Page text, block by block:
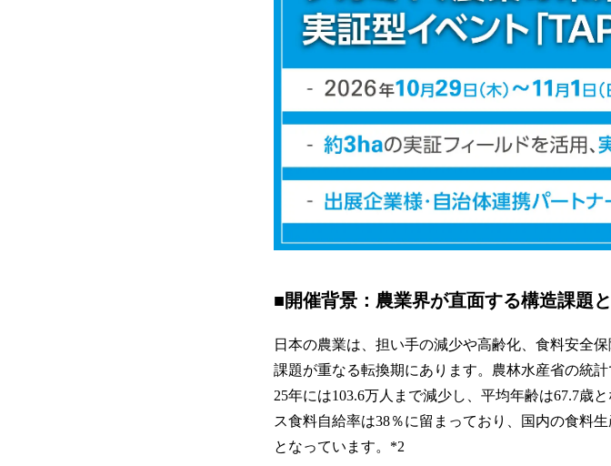
■開催背景：農業界が直面する構造課題
日本の農業は、担い手の減少や高齢化、食料安全
課題が重なる転換期にあります。農林水産省の統
25年には103.6万人まで減少し、平均年齢は67.7歳
ス食料自給率は38％に留まっており、国内の食料
となっています。*2